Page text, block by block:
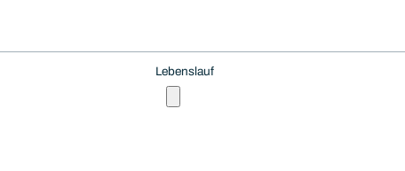
Lebenslauf